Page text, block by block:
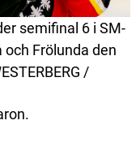
semifinal 6 i SM-
Frölunda den
/